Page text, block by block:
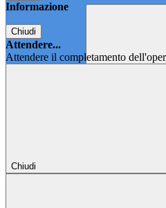
Informazione
Chiudi
Attendere...
Attendere il completamento
Chiudi